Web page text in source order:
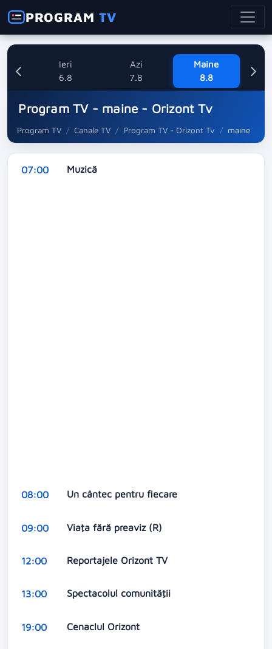
PROGRAMTV
Ieri
6.8
Azi
7.8
Maine
8.8
Program TV - maine - Orizont Tv
Program TV Canale TV Program TV - Orizont Tv maine
07:00 Muzică
08:00 Un cântec pentru fiecare
09:00 Viaţa fără preaviz (R)
12:00 Reportajele Orizont TV
13:00 Spectacolul comunităţii
19:00 Cenaclul Orizont